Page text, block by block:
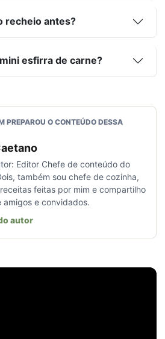
recheio antes?
esfirra de carne?
PREPAROU O CONTEÚDO DESSA
Editor Chefe de conteúdo do
também sou chefe de cozinha,
feitas por mim e compartilho
amigos e convidados.
autor